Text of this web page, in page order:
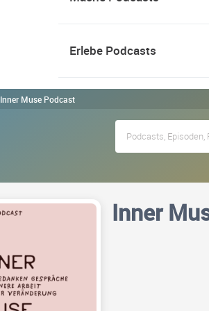
Erlebe Podcasts
Inner Muse Podcast
Inner